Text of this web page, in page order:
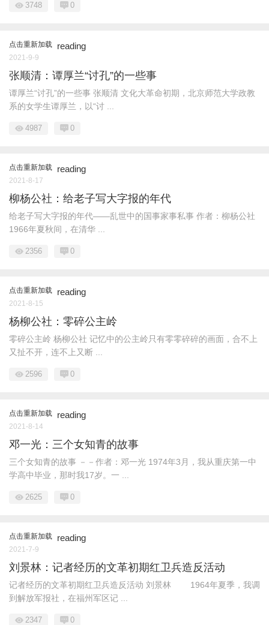
3748 0
点击重新加载 reading
2021-9-9
张顺清：谭厚兰“讨孔”的一些事
谭厚兰“讨孔”的一些事 张顺清 文化大革命初期，北京师范大学政教
系的女学生谭厚兰，以“讨 ...
4987 0
点击重新加载 reading
2021-8-17
柳杨公社：给老子写大字报的年代
给老子写大字报的年代——乱世中的国事家事私事 作者：柳杨公社
1966年夏秋间，在清华 ...
2356 0
点击重新加载 reading
2021-8-15
杨柳公社：零碎公主岭
零碎公主岭 杨柳公社 记忆中的公主岭只有零零碎碎的画面，合不上
又扯不开，连不上又断 ...
2596 0
点击重新加载 reading
2021-8-14
邓一光：三个女知青的故事
三个女知青的故事 －－作者：邓一光 1974年3月，我从重庆第一中
学高中毕业，那时我17岁。一 ...
2625 0
点击重新加载 reading
2021-7-9
刘景林：记者经历的文革初期红卫兵造反活动
记者经历的文革初期红卫兵造反活动 刘景林 1964年夏季，我调
到解放军报社，在福州军区记 ...
2347 0